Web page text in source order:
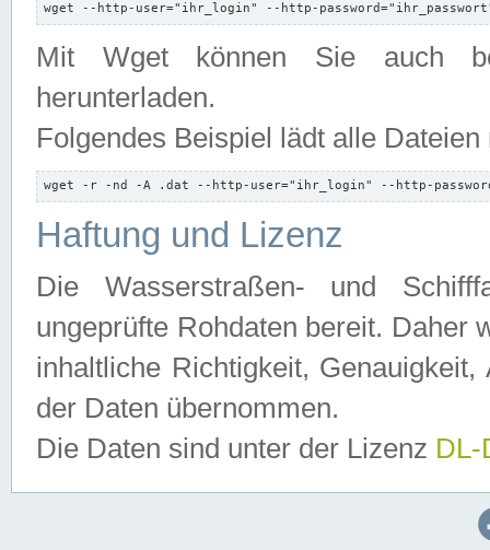
wget --http-user="ihr_login" --http-
Mit Wget können Sie auch
herunterladen.
Folgendes Beispiel lädt alle
wget -r -nd -A .dat --http-user="ihr_login" --http-
Haftung und Lizenz
Die Wasserstraßen- und
ungeprüfte Rohdaten bereit. Daher
inhaltliche Richtigkeit,
der Daten übernommen.
Die Daten sind unter der Lizenz